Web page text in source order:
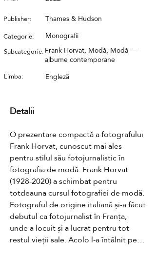
Publisher: Thames & Hudson
Categorie: Monografii
Subcategorie: Frank Horvat, Modă, Modă —
albume contemporane
Limba: Engleză
Detalii
O prezentare compactă a fotografului
Frank Horvat, cunoscut mai ales
pentru stilul său fotojurnalistic în
fotografia de modă. Frank Horvat
(1928-2020) a schimbat pentru
totdeauna cursul fotografiei de modă.
Fotograful de origine italiană și-a făcut
debutul ca fotojurnalist în Franța,
unde a locuit și a lucrat pentru tot
restul vieții sale. Acolo l-a întâlnit pe